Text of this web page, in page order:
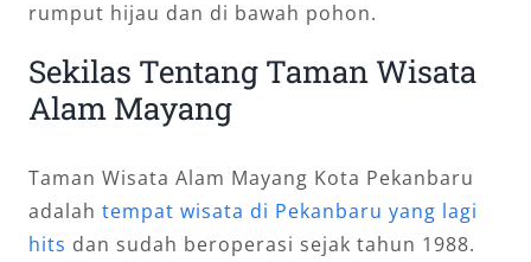
rumput hijau dan di bawah pohon.
Sekilas Tentang Taman Wisata
Alam Mayang
Taman Wisata Alam Mayang Kota Pekanbaru
adalah tempat wisata di Pekanbaru yang lagi
hits dan sudah beroperasi sejak tahun 1988.